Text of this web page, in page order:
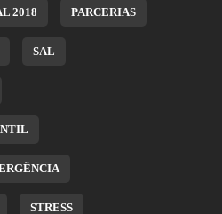
2018 PARCERIAS
SAL
STRESS